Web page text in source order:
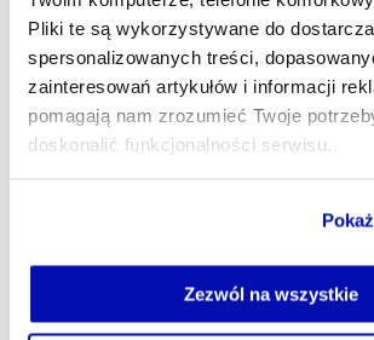
Pliki te są wykorzystywane do
spersonalizowanych treści,
zainteresowań artykułów i informacji
pomagają nam zrozumieć Twoje
doskonalić funkcjonalności serwisu.
Jeżeli nie wyrażasz zgody na
możesz łatwo zarządzać swoimi
własnej przeglądarce internetowej lub
Zezwól na wszystkie
2 min temu
Nowe zabezpieczenia przed
cyberatakami. Poczta
Strona główna Na żywo
Qemetica
sprzedaje biznes solny i uruchamia nową
pewnej epoki”